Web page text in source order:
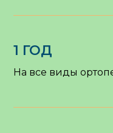
1 ГОД
На все виды